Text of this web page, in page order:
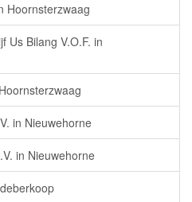
Hoornsterzwaag
Us Bilang V.O.F. in
in Nieuwehorne
in Nieuwehorne